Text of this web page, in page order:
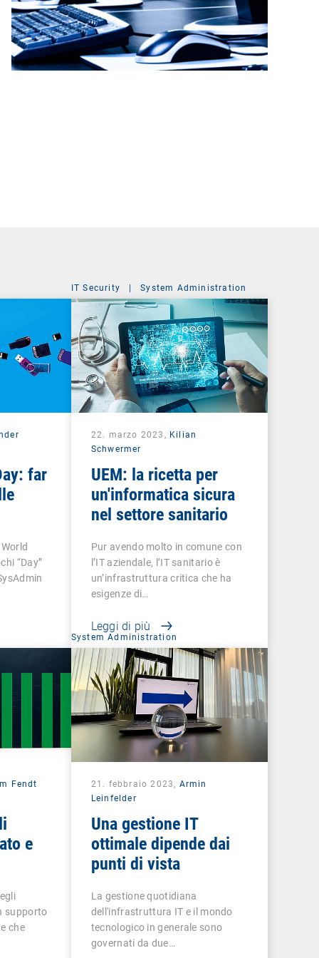
far
“Day”
IT Security | System Administration
22. marzo 2023, Kilian
Schwermer
UEM: la ricetta per
un'informatica sicura
nel settore sanitario
Pur avendo molto in comune con
l’IT aziendale, l’IT sanitario è
un’infrastruttura critica che ha
esigenze di…
Leggi di più
Fendt
e
supporto
che
System Administration
21. febbraio 2023, Armin
Leinfelder
Una gestione IT
ottimale dipende dai
punti di vista
La gestione quotidiana
dell'infrastruttura IT e il mondo
tecnologico in generale sono
governati da due…